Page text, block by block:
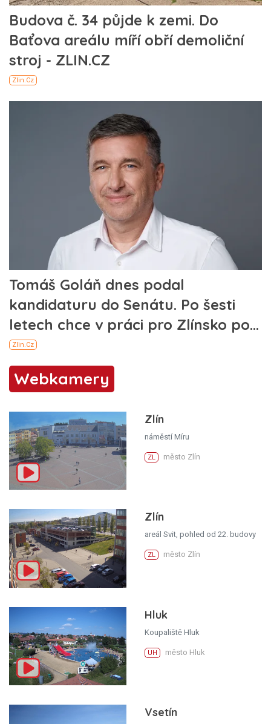
Webkamery
Zlín
náměstí Míru
ZL město Zlín
Zlín
areál Svit, pohled od 22. budovy
ZL město Zlín
Hluk
Koupaliště Hluk
UH město Hluk
Vsetín